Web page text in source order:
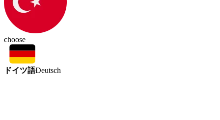
choose
ドイツ語Deutsch